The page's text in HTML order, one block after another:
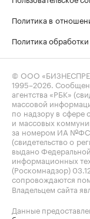
Политика в
Политика
© ООО
1995–2026 .
агентства «РБК»
массовой
по надзору в сфере
и массовых
за номером ИА
(свидетельство о
выдано
информационных
(Роскомнадзор)
сопровождаются
Владельцем сайта
Данные